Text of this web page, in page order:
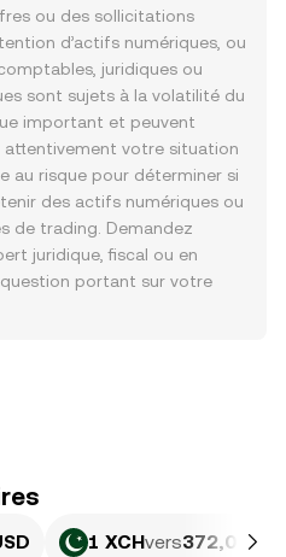
ou des sollicitations
d’actifs numériques, ou
juridiques ou
sont sujets à la volatilité du
important et peuvent
attentivement votre situation
au risque pour déterminer si
des actifs numériques ou
de trading. Demandez
juridique, fiscal ou en
portant sur votre
1 XCHvers372,06